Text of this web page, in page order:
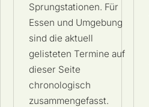
Sprungstationen. Für
Essen und Umgebung
sind die aktuell
gelisteten Termine auf
dieser Seite
chronologisch
zusammengefasst.